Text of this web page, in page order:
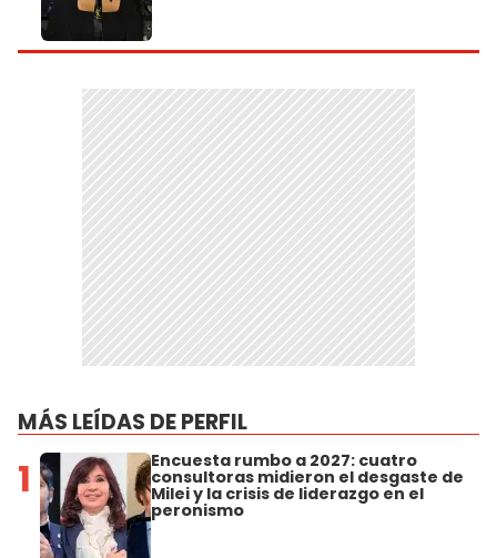
MÁS LEÍDAS DE PERFIL
1 Encuesta rumbo a 2027: cuatro
consultoras midieron el desgaste de
Milei y la crisis de liderazgo en el
peronismo